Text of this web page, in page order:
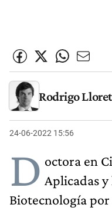
Rodrigo Lloret
24-06-2022 15:56
D octora en
Aplicadas
Biotecnología